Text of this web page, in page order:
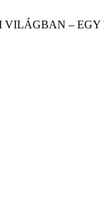
VILÁGBAN –